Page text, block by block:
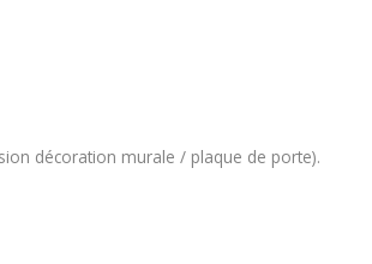
décoration murale / plaque de porte).